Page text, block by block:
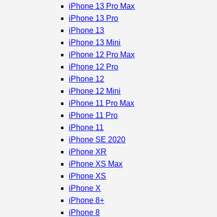
iPhone 13 Pro Max
iPhone 13 Pro
iPhone 13
iPhone 13 Mini
iPhone 12 Pro Max
iPhone 12 Pro
iPhone 12
iPhone 12 Mini
iPhone 11 Pro Max
iPhone 11 Pro
iPhone 11
iPhone SE 2020
iPhone XR
iPhone XS Max
iPhone XS
iPhone X
iPhone 8+
iPhone 8